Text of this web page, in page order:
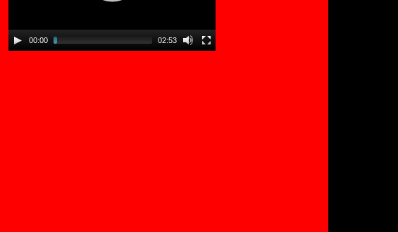
00:00 02:53